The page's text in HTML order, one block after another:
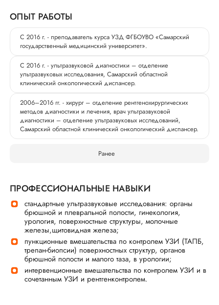
ОПЫТ РАБОТЫ
С 2016 г. - преподаватель курса УЗД ФГБОУВО «Самарский
государственный медицинский университет».
С 2016 г. - ультразвуковой диагностики – отделение
ультразвуковых исследования, Самарский областной
клинический онкологический диспансер.
2006–2016 гг. - хирург – отделение рентгенохирургических
методов диагностики и лечения, врач ультразвуковой
диагностики – отделение ультразвуковых исследований,
Самарский областной клинический онкологический диспансер.
Ранее
ПРОФЕССИОНАЛЬНЫЕ НАВЫКИ
стандартные ультразвуковые исследования: органы
брюшной и плевральной полости, гинекология,
урология, поверхностные структуры, молочные
железы,щитовидная железа;
пункционные вмешательства по контролем УЗИ (ТАПБ,
трепан-биопсии) поверхностных структур, органов
брюшной полости и малого таза, в урологии;
интервенционные вмешательства по контролем УЗИ и в
сочетанным УЗИ и рентгенконтролем.